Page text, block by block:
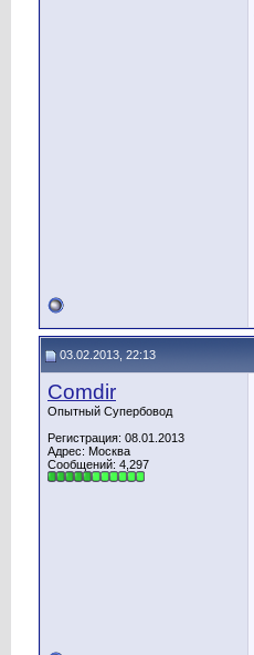
03.02.2013, 22:13
Comdir
Опытный Супербовод
Регистрация: 08.01.2013
Адрес: Москва
Сообщений: 4,297